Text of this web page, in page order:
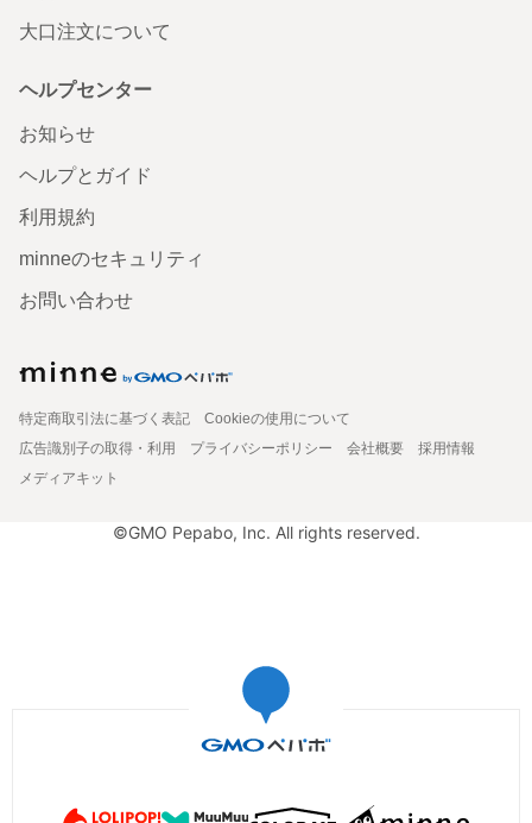
大口注文について
ヘルプセンター
お知らせ
ヘルプとガイド
利用規約
minneのセキュリティ
お問い合わせ
特定商取引法に基づく表記
Cookieの使用について
広告識別子の取得・利用
プライバシーポリシー 会社概要
採用情報
メディアキット
©GMO Pepabo, Inc. All rights reserved.